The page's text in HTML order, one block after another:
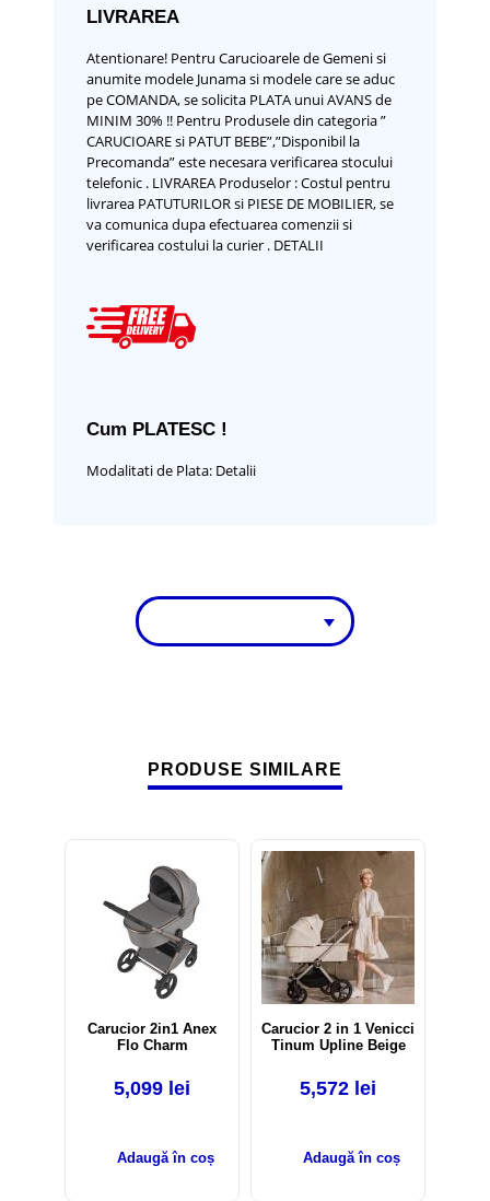
LIVRAREA
Atentionare! Pentru Carucioarele de Gemeni si
anumite modele Junama si modele care se aduc
pe COMANDA, se solicita PLATA unui AVANS de
MINIM 30% !! Pentru Produsele din categoria ”
CARUCIOARE si PATUT BEBE”,”Disponibil la
Precomanda” este necesara verificarea stocului
telefonic . LIVRAREA Produselor :Costul pentru
livrarea PATUTURILOR si PIESE DE MOBILIER, se
va comunica dupa efectuarea comenzii si
verificarea costului la curier . DETALII
Cum PLATESC !
Modalitati de Plata: Detalii
PRODUSE SIMILARE
Carucior 2in1 Anex
Flo Charm
5,099 lei
Adaugă în coș
Carucior 2 in 1 Venicci
Tinum Upline Beige
5,572 lei
Adaugă în coș